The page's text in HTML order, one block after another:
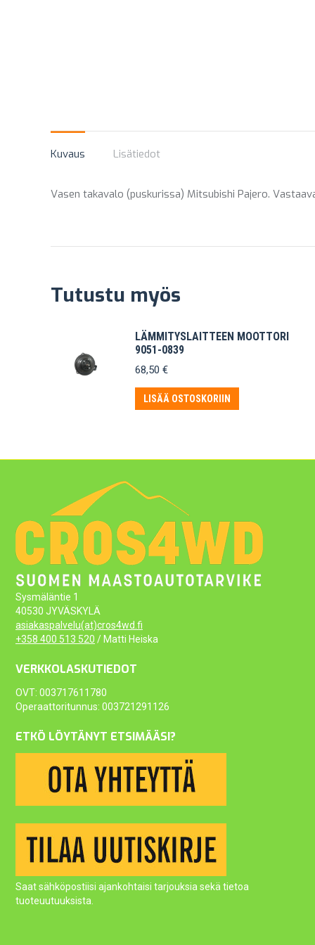
Kuvaus Lisätiedot
Vasen takavalo (puskurissa) Mitsubishi Pajero.
Tutustu myös
LÄMMITYSLAITTEEN MOOTTORI
9051-0839
68,50 €
LISÄÄ OSTOSKORIIN
Sysmäläntie 1
40530 JYVÄSKYLÄ
asiakaspalvelu(at)cros4wd.fi
+358 400 513 520 / Matti Heiska
VERKKOLASKUTIEDOT
OVT: 003717611780
Operaattoritunnus: 003721291126
ETKÖ LÖYTÄNYT ETSIMÄÄSI?
Saat sähköpostiisi ajankohtaisi tarjouksia sekä tietoa
tuoteuutuuksista.